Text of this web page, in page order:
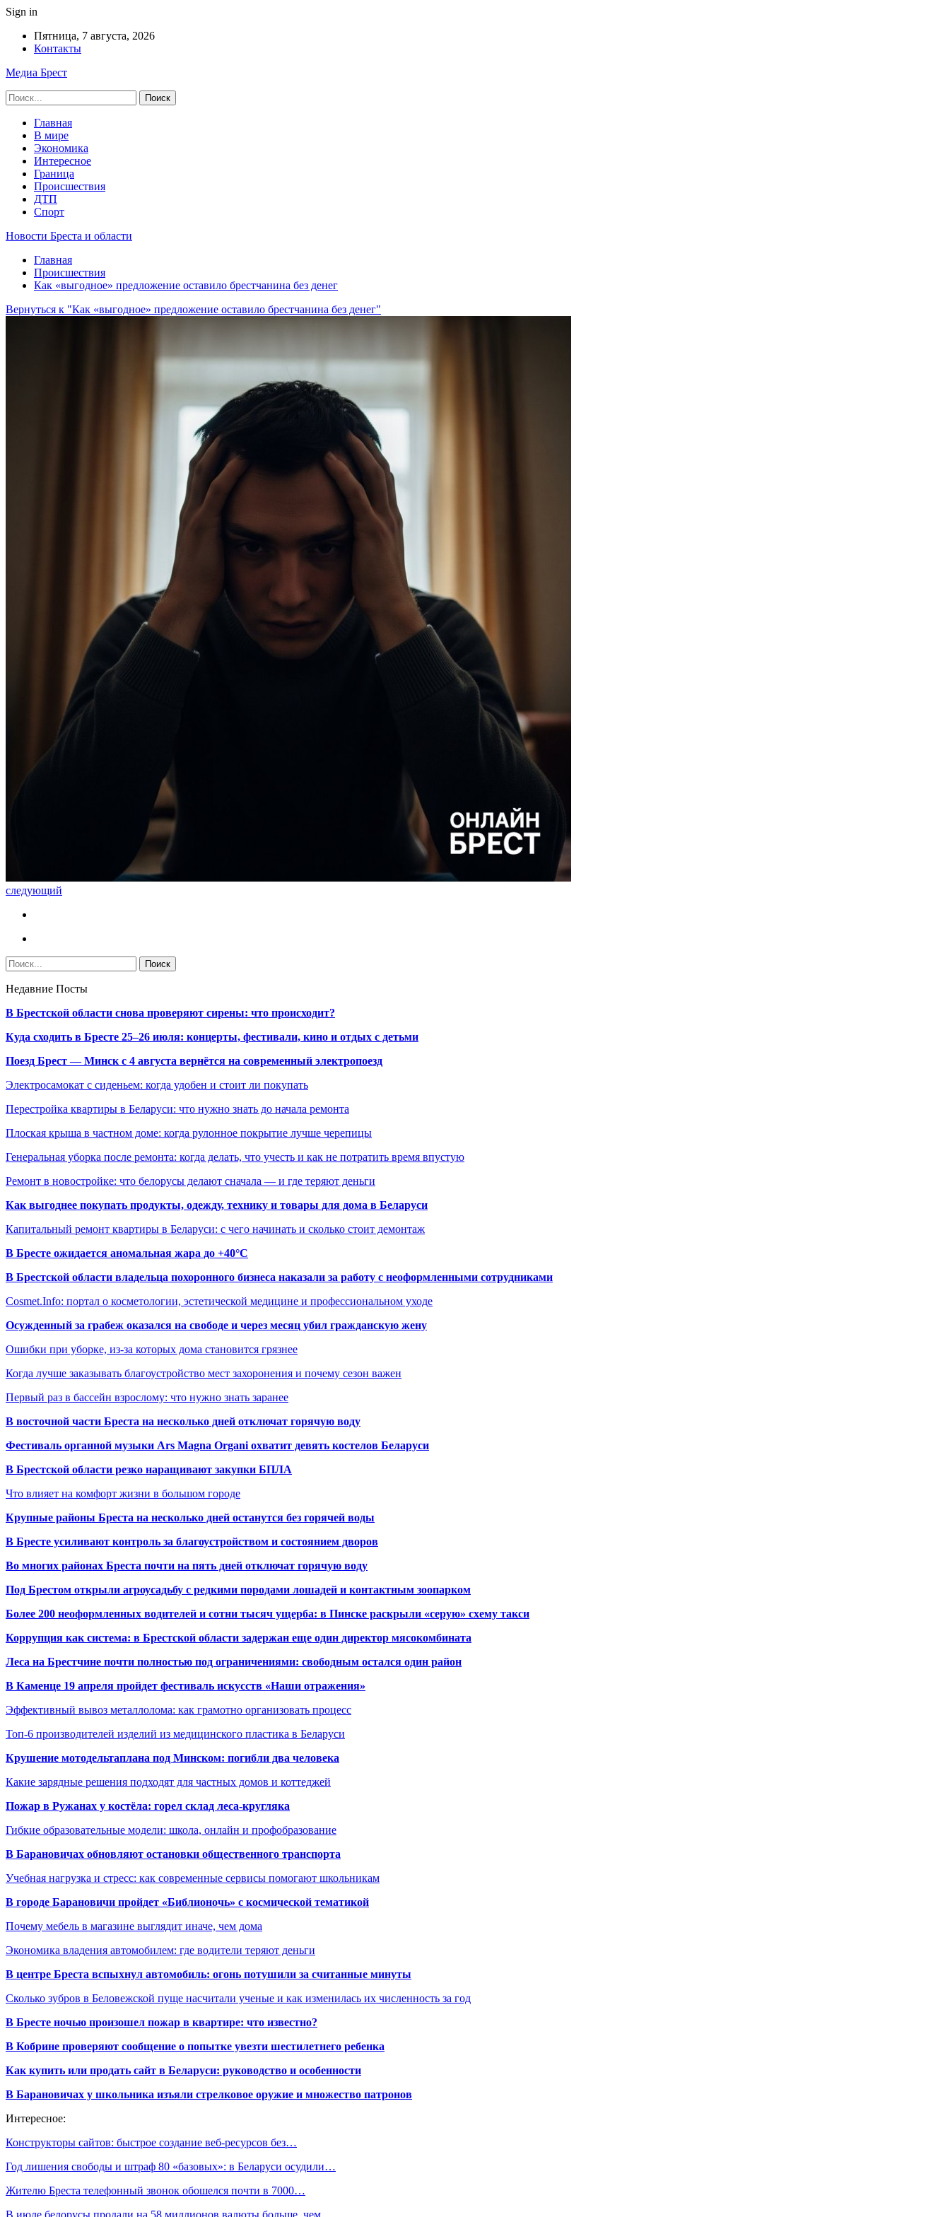
Sign in
Пятница, 7 августа, 2026
Контакты
Медиа Брест
Главная
В мире
Экономика
Интересное
Граница
Происшествия
ДТП
Спорт
Новости Бреста и области
Главная
Происшествия
Как «выгодное» предложение оставило брестчанина без денег
Вернуться к "Как «выгодное» предложение оставило брестчанина без денег"
следующий
Недавние Посты
В Брестской области снова проверяют сирены: что происходит?
Куда сходить в Бресте 25–26 июля: концерты, фестивали, кино и отдых с детьми
Поезд Брест — Минск с 4 августа вернётся на современный электропоезд
Электросамокат с сиденьем: когда удобен и стоит ли покупать
Перестройка квартиры в Беларуси: что нужно знать до начала ремонта
Плоская крыша в частном доме: когда рулонное покрытие лучше черепицы
Генеральная уборка после ремонта: когда делать, что учесть и как не потратить время впустую
Ремонт в новостройке: что белорусы делают сначала — и где теряют деньги
Как выгоднее покупать продукты, одежду, технику и товары для дома в Беларуси
Капитальный ремонт квартиры в Беларуси: с чего начинать и сколько стоит демонтаж
В Бресте ожидается аномальная жара до +40°C
В Брестской области владельца похоронного бизнеса наказали за работу с неоформленными сотрудниками
Cosmet.Info: портал о косметологии, эстетической медицине и профессиональном уходе
Осужденный за грабеж оказался на свободе и через месяц убил гражданскую жену
Ошибки при уборке, из-за которых дома становится грязнее
Когда лучше заказывать благоустройство мест захоронения и почему сезон важен
Первый раз в бассейн взрослому: что нужно знать заранее
В восточной части Бреста на несколько дней отключат горячую воду
Фестиваль органной музыки Ars Magna Organi охватит девять костелов Беларуси
В Брестской области резко наращивают закупки БПЛА
Что влияет на комфорт жизни в большом городе
Крупные районы Бреста на несколько дней останутся без горячей воды
В Бресте усиливают контроль за благоустройством и состоянием дворов
Во многих районах Бреста почти на пять дней отключат горячую воду
Под Брестом открыли агроусадьбу с редкими породами лошадей и контактным зоопарком
Более 200 неоформленных водителей и сотни тысяч ущерба: в Пинске раскрыли «серую» схему такси
Коррупция как система: в Брестской области задержан еще один директор мясокомбината
Леса на Брестчине почти полностью под ограничениями: свободным остался один район
В Каменце 19 апреля пройдет фестиваль искусств «Наши отражения»
Эффективный вывоз металлолома: как грамотно организовать процесс
Топ-6 производителей изделий из медицинского пластика в Беларуси
Крушение мотодельтаплана под Минском: погибли два человека
Какие зарядные решения подходят для частных домов и коттеджей
Пожар в Ружанах у костёла: горел склад леса-кругляка
Гибкие образовательные модели: школа, онлайн и профобразование
В Барановичах обновляют остановки общественного транспорта
Учебная нагрузка и стресс: как современные сервисы помогают школьникам
В городе Барановичи пройдет «Библионочь» с космической тематикой
Почему мебель в магазине выглядит иначе, чем дома
Экономика владения автомобилем: где водители теряют деньги
В центре Бреста вспыхнул автомобиль: огонь потушили за считанные минуты
Сколько зубров в Беловежской пуще насчитали ученые и как изменилась их численность за год
В Бресте ночью произошел пожар в квартире: что известно?
В Кобрине проверяют сообщение о попытке увезти шестилетнего ребенка
Как купить или продать сайт в Беларуси: руководство и особенности
В Барановичах у школьника изъяли стрелковое оружие и множество патронов
Интересное:
Конструкторы сайтов: быстрое создание веб-ресурсов без…
Год лишения свободы и штраф 80 «базовых»: в Беларуси осудили…
Жителю Бреста телефонный звонок обошелся почти в 7000…
В июле белорусы продали на 58 миллионов валюты больше, чем…